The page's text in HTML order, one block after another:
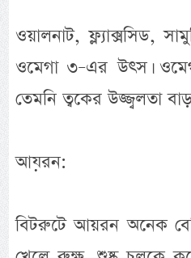
ওয়ালনাট, ফ্ল্যাক্সসিড,
ওমেগা ৩–এর উৎস।
তেমনি ত্বকের উজ্জ্বলতা
আয়রন:
বিটরুটে আয়রন অনেক